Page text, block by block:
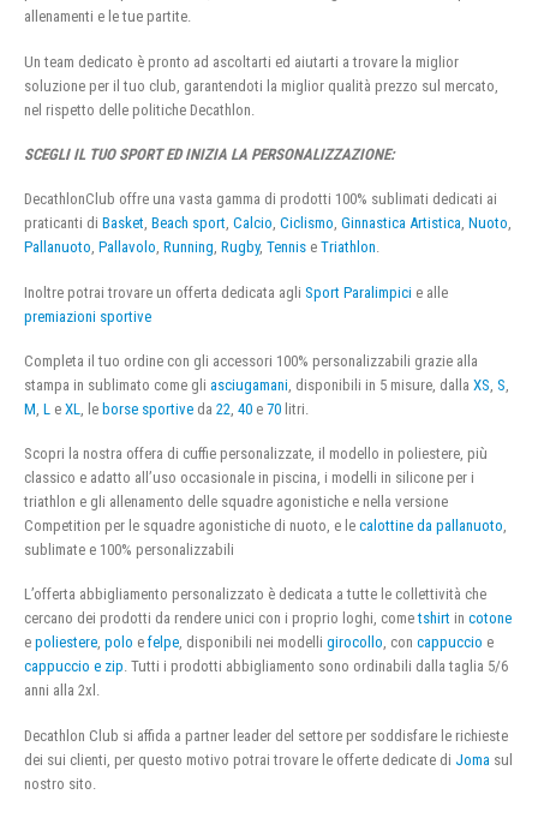
allenamenti e le tue partite.
Un team dedicato è pronto ad ascoltarti ed aiutarti a trovare la miglior
soluzione per il tuo club, garantendoti la miglior qualità prezzo sul mercato,
nel rispetto delle politiche Decathlon.
SCEGLI IL TUO SPORT ED INIZIA LA PERSONALIZZAZIONE:
DecathlonClub offre una vasta gamma di prodotti 100% sublimati dedicati ai
praticanti di Basket, Beach sport, Calcio, Ciclismo, Ginnastica Artistica, Nuoto,
Pallanuoto, Pallavolo, Running, Rugby, Tennis e Triathlon.
Inoltre potrai trovare un offerta dedicata agli Sport Paralimpici e alle
premiazioni sportive
Completa il tuo ordine con gli accessori 100% personalizzabili grazie alla
stampa in sublimato come gli asciugamani , disponibili in 5 misure, dalla XS S
M L e XL , le borse sportive da 22 40 e 70 litri.
Scopri la nostra offera di cuffie personalizzate, il modello in poliestere, più
classico e adatto all’uso occasionale in piscina, i modelli in silicone per i
triathlon e gli allenamento delle squadre agonistiche e nella versione
Competition per le squadre agonistiche di nuoto, e le calottine da pallanuoto,
sublimate e 100% personalizzabili
L’offerta abbigliamento personalizzato è dedicata a tutte le collettività che
cercano dei prodotti da rendere unici con i proprio loghi, cometshirt in cotone
e poliestere, polo e felpe, disponibili nei modelli girocollo, con cappuccio e
cappuccio e zip. Tutti i prodotti abbigliamento sono ordinabili dalla taglia 5/6
anni alla 2xl.
Decathlon Club si affida a partner leader del settore per soddisfare le richieste
dei sui clienti, per questo motivo potrai trovare le offerte dedicate di Joma sul
nostro sito.